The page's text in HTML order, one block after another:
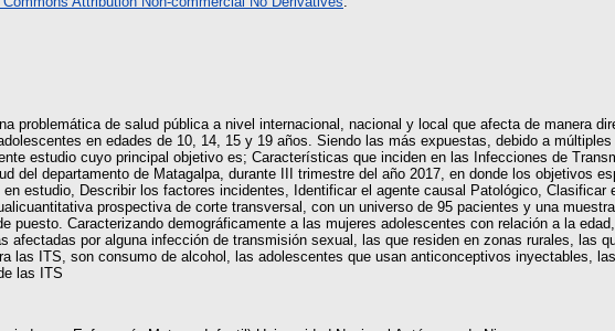
problemática de salud pública a nivel internacional, nacional y local que afecta de manera
en edades de 10, 14, 15 y 19 años. Siendo las más expuestas, debido a
estudio cuyo principal objetivo es; Características que inciden en las Infecciones de
del departamento de Matagalpa, durante III trimestre del año 2017, en donde los objetivos
estudio, Describir los factores incidentes, Identificar el agente causal Patológico, Clasificar
prospectiva de corte transversal, con un universo de 95 pacientes y una
puesto. Caracterizando demográficamente a las mujeres adolescentes con relación a la
afectadas por alguna infección de transmisión sexual, las que residen en zonas rurales, las
las ITS, son consumo de alcohol, las adolescentes que usan anticonceptivos inyectables,
las ITS